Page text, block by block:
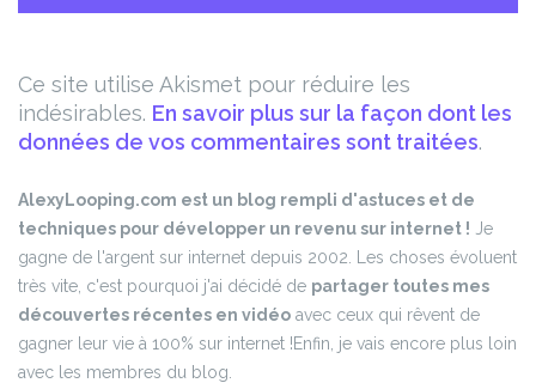
Ce site utilise Akismet pour réduire les
indésirables. En savoir plus sur la façon dont les
données de vos commentaires sont traitées.
AlexyLooping.com est un blog rempli d'astuces et de
techniques pour développer un revenu sur internet ! Je
gagne de l'argent sur internet depuis 2002. Les choses évoluent
très vite, c'est pourquoi j'ai décidé de partager toutes mes
découvertes récentes en vidéo avec ceux qui rêvent de
gagner leur vie à 100% sur internet !Enfin, je vais encore plus loin
avec les membres du blog.